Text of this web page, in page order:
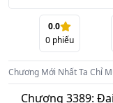
được ngài thiếu
chờ một
viên Thối Cốt Đan
luyện…”“Nhắc nhở
ngài sẽ mất quyền
hệ thống tu chân
0.0
0 phiếu
Chương Mới NhấtTa Chỉ
Chương 3389: